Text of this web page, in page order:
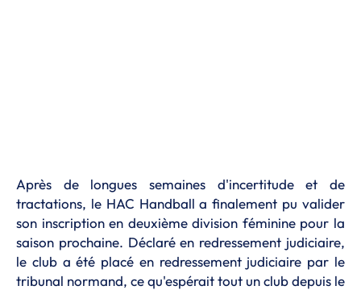
Après de longues semaines d'incertitude et de
tractations, le HAC Handball a finalement pu valider
son inscription en deuxième division féminine pour la
saison prochaine. Déclaré en redressement judiciaire,
le club a été placé en redressement judiciaire par le
tribunal normand, ce qu'espérait tout un club depuis le